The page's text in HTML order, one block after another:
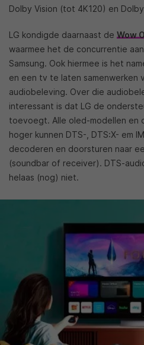
Dolby Vision (tot 4K120) en
LG kondigde daarnaast de Wow
waarmee het de concurrentie
Samsung. Ook hiermee is het
en een tv te laten samenwerken
audiobeleving. Over die
interessant is dat LG de
toevoegt. Alle oled-modellen en
hoger kunnen DTS-, DTS:X- em
decoderen en doorsturen naar
(soundbar of receiver). DTS-
helaas (nog) niet.